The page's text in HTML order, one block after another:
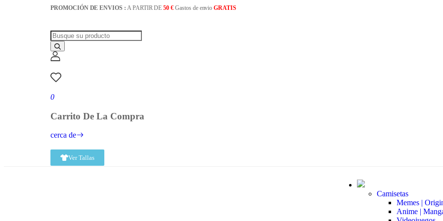
PROMOCIÓN DE ENVIOS : A PARTIR DE50 € Gastos de envioGRATIS
0
Carrito De La Compra
cerca de
Ver Tallas
Camisetas
Memes |
Anime |